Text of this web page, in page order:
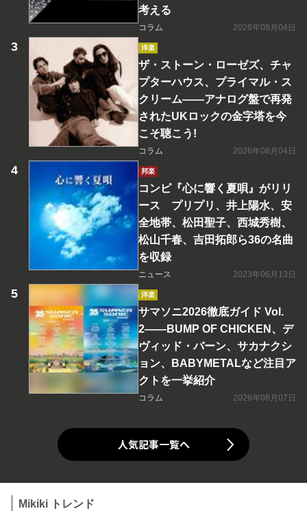
考える
コラム 2026年08月04日
洋楽
ザ・ストーン・ローゼズ、チャ
プターハウス、プライマル・ス
クリーム――アナログ盤で再発
されたUKロックの金字塔を今
こそ聴こう!
コラム 2026年08月04日
邦楽
コンピ『心に響く夏唄』がリリ
ース プリプリ、井上陽水、安
全地帯、松田聖子、西城秀樹、
松山千春、吉田拓郎ら36の名曲
を収録
ニュース 2023年06月13日
洋楽
サマソニ2026徹底ガイド Vol.
2――BUMP OF CHICKEN、デ
ヴィッド・バーン、サカナクシ
ョン、BABYMETALなど注目ア
クトを一挙紹介
コラム 2026年08月07日
人気記事一覧へ
Mikiki トレンド